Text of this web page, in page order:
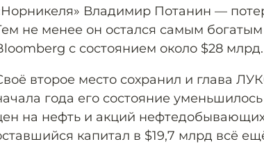
Владимир Потанин —
не менее он остался самым
с состоянием около $28 млрд.
второе место сохранил и глава
года его состояние
на нефть и акций
капитал в $19,7 млрд всё